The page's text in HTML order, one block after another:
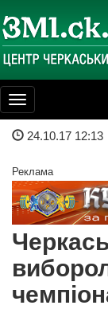
Toggle
navigation
24.10.17 12:13
Реклама